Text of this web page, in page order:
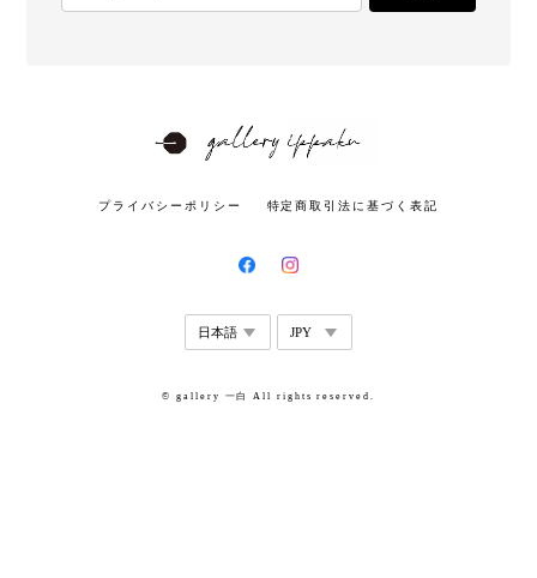
プライバシーポリシー 特定商取引法に基づく表記
© gallery 一白 All rights reserved.